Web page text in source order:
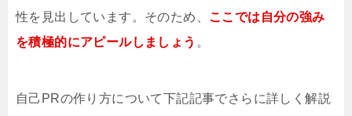
性を見出しています。そのため、 ここでは自分の強み
を積極的にアピールしましょう 。
自己PRの作り方について下記記事でさらに詳しく解説